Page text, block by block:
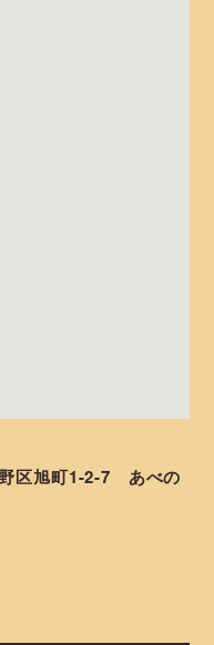
区旭町1-2-7 あべの